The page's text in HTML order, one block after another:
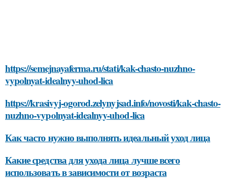
https://semejnayaferma.ru/stati/kak-chasto-nuzhno-
vypolnyat-idealnyy-uhod-lica
https://krasivyj-ogorod.zelynyjsad.info/novosti/kak-chasto-
nuzhno-vypolnyat-idealnyy-uhod-lica
Как часто нужно выполнять идеальный уход лица
Какие средства для ухода лица лучше всего
использовать в зависимости от возраста